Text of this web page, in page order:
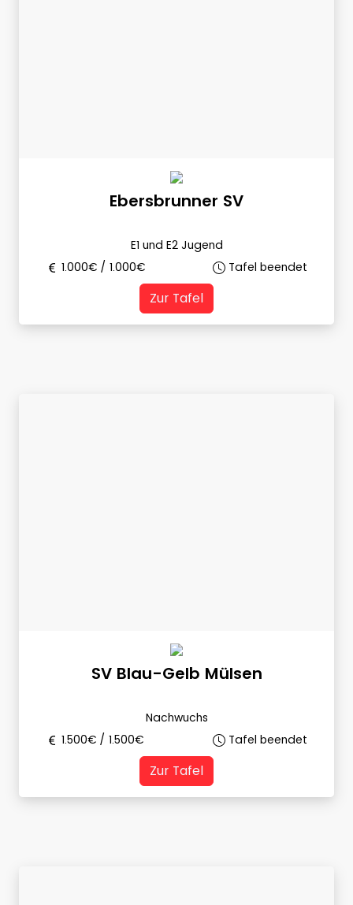
Ebersbrunner SV
E1 und E2 Jugend
1.000€ / 1.000€ Tafel beendet
Zur Tafel
SV Blau-Gelb Mülsen
Nachwuchs
1.500€ / 1.500€ Tafel beendet
Zur Tafel